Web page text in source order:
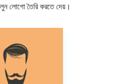
লোগো তৈরি করতে দেয়।